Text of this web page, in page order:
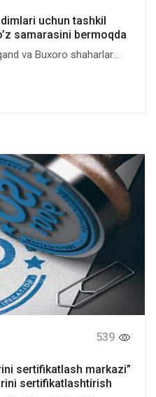
uchun tashkil
samarasini bermoqda
va Buxoro shaharlar...
539
sertifikatlash markazi”
sertifikatlashtirish